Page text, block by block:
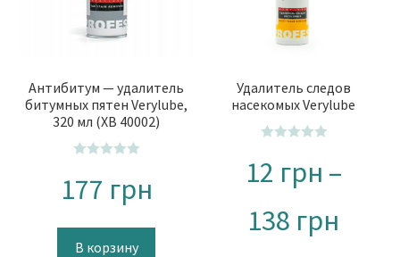
Антибитум — удалитель
битумных пятен Verylube,
320 мл (XB 40002)
ц
н
к
177 грн
В корзину
Удалитель следов
насекомых Verylube
ц
к
12 грн –
138 грн